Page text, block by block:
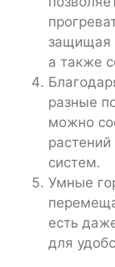
защищая
а также
разные
можно
систем.
Умные
есть
для